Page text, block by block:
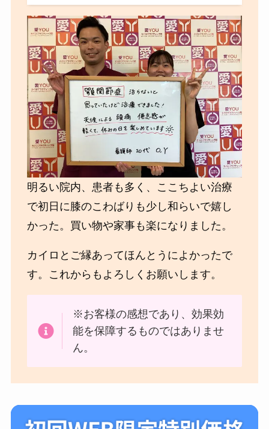
明るい院内、患者も多く、ここちよい治療
で初日に膝のこわばりも少し和らいで嬉し
かった。買い物や家事も楽になりました。
カイロとご縁あってほんとうによかったで
す。これからもよろしくお願いします。
※お客様の感想であり、効果効
能を保障するものではありませ
ん。